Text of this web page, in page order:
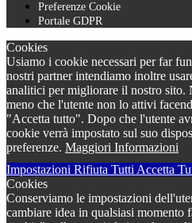
Preferenze Cookie
Portale GDPR
Cookies
Usiamo i cookie necessari per far
nostri partner intendiamo inoltre
analitici per migliorare il nostro sito.
meno che l'utente non lo attivi
"Accetta tutto". Dopo che l'utente
cookie verrà impostato sul suo
preferenze. Maggiori Informazioni
Impostazioni Rifiuta TuttiAccetta
Cookies
Conserviamo le impostazioni
cambiare idea in qualsiasi momento